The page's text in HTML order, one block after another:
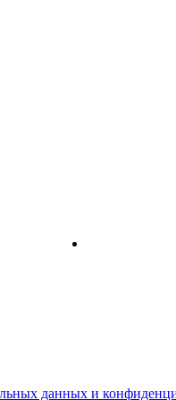
данных и